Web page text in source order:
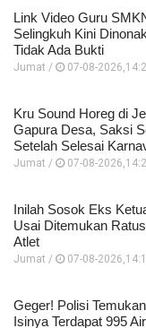
Link Video Guru
Selingkuh Kini
Tidak Ada Bukti
Jumat / 07-08-
Kru Sound Horeg di
Gapura Desa, Saksi
Setelah Selesai
Jumat / 07-08-
Inilah Sosok Eks
Usai Ditemukan
Atlet
Jumat / 07-08-
Geger! Polisi
Isinya Terdapat 995